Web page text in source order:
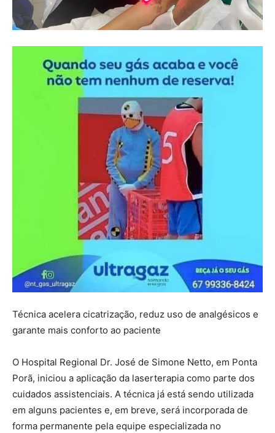
Técnica acelera cicatrização, reduz uso de analgésicos e
garante mais conforto ao paciente
O Hospital Regional Dr. José de Simone Netto, em Ponta
Porã, iniciou a aplicação da laserterapia como parte dos
cuidados assistenciais. A técnica já está sendo utilizada
em alguns pacientes e, em breve, será incorporada de
forma permanente pela equipe especializada no